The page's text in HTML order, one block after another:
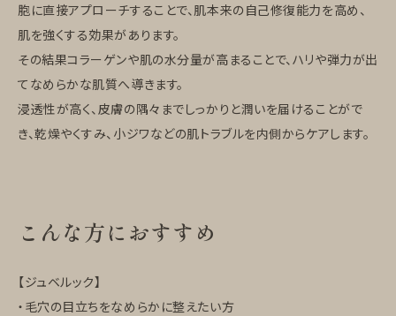
胞に直接アプローチすることで、肌本来の自己修復能力を高め、
肌を強くする効果があります。
その結果コラーゲンや肌の水分量が高まることで、ハリや弾力が出
てなめらかな肌質へ導きます。
浸透性が高く、皮膚の隅々までしっかりと潤いを届けることがで
き、乾燥やくすみ、小ジワなどの肌トラブルを内側からケアします。
こんな方におすすめ
【ジュベルック】
・毛穴の目立ちをなめらかに整えたい方